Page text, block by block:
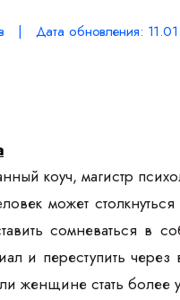
| Дата обновления:
коуч, магистр
может
сомневаться в
и переступить
женщине стать более